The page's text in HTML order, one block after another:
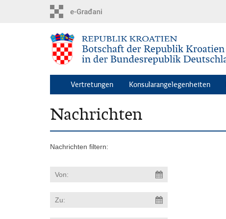
Vertretungen Konsularangelegenheiten
Nachrichten
Nachrichten filtern: